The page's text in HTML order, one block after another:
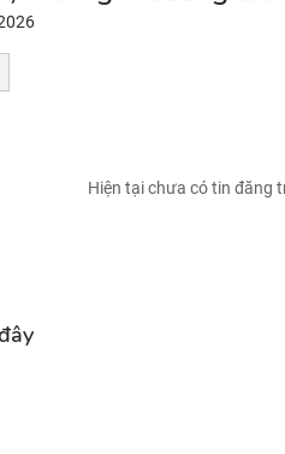
Hiện tại chưa có tin đăng